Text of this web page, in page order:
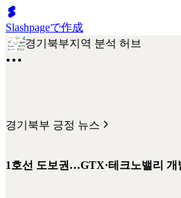
Slashpageで作成
경기북부지역 분석 허브
경기북부 긍정 뉴스
1호선 도보권…GTX·테크노밸리